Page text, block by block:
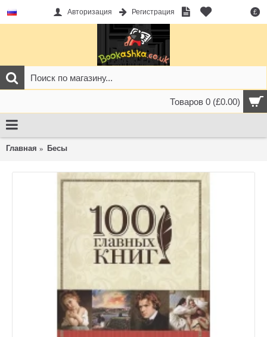
£
Авторизация Регистрация
Товаров 0 (£0.00)
Главная Бесы